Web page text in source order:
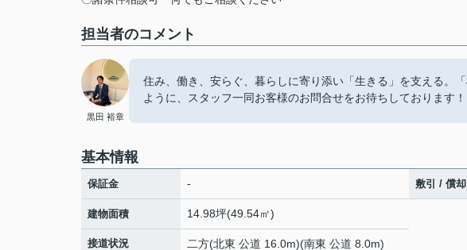
担当者のコメント
黒田 裕章
住み、働き、安らぐ、暮らしに寄り添い「生きる」を支える。
ように、スタッフ一同お客様のお問合せをお待ちしております！
基本情報
保証金 - 敷引 / 償却
建物面積 14.98坪(49.54㎡)
接道状況 二方(北東 公道 16.0m)(南東 公道 8.0m)